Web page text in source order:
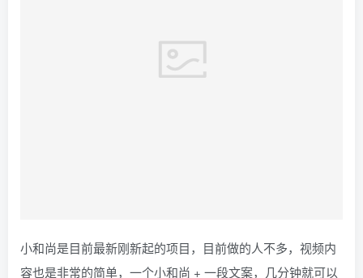
小和尚是目前最新刚新起的项目，目前做的人不多，视频内
容也是非常的简单，一个小和尚 + 一段文案，几分钟就可以